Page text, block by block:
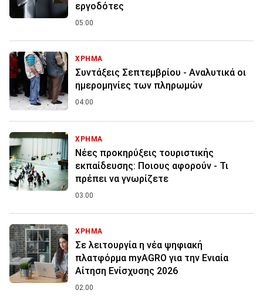
εργοδότες
05:00
ΧΡΗΜΑ
Συντάξεις Σεπτεμβρίου - Αναλυτικά οι
ημερομηνίες των πληρωμών
04:00
ΧΡΗΜΑ
Νέες προκηρύξεις τουριστικής
εκπαίδευσης: Ποιους αφορούν - Τι
πρέπει να γνωρίζετε
03:00
ΧΡΗΜΑ
Σε λειτουργία η νέα ψηφιακή
πλατφόρμα myAGRO για την Ενιαία
Αίτηση Ενίσχυσης 2026
02:00